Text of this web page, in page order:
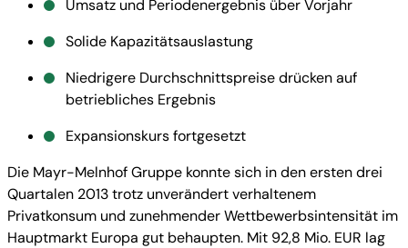
Umsatz und Periodenergebnis über Vorjahr
Solide Kapazitätsauslastung
Niedrigere Durchschnittspreise drücken auf
betriebliches Ergebnis
Expansionskurs fortgesetzt
Die Mayr-Melnhof Gruppe konnte sich in den ersten drei
Quartalen 2013 trotz unverändert verhaltenem
Privatkonsum und zunehmender Wettbewerbsintensität im
Hauptmarkt Europa gut behaupten. Mit 92,8 Mio. EUR lag